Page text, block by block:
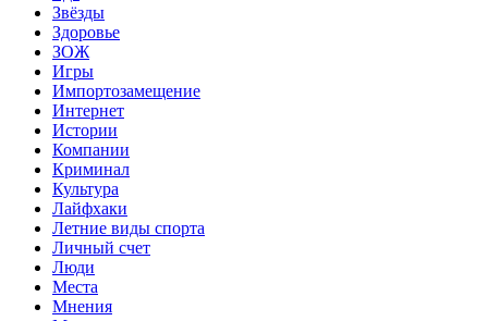
Звёзды
Здоровье
ЗОЖ
Игры
Импортозамещение
Интернет
Истории
Компании
Криминал
Культура
Лайфхаки
Летние виды спорта
Личный счет
Люди
Места
Мнения